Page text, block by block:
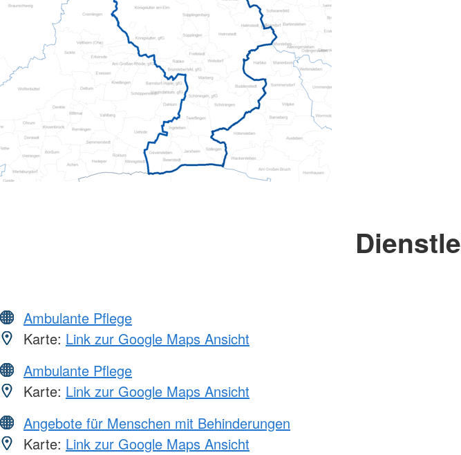
Ambulante Pflege
Karte: Link zur Google Maps Ansicht
Ambulante Pflege
Karte: Link zur Google Maps Ansicht
Angebote für Menschen mit Behinderungen
Karte: Link zur Google Maps Ansicht